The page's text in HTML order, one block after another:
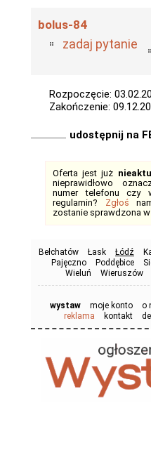
bolus-84
zadaj pytanie
Rozpoczęcie:
Zakończenie:
udostępnij na
Oferta jest już
nieprawidłowo
numer telefonu czy
regulamin? Zgłoś
zostanie sprawdzona w
Bełchatów Łask Łódź
Pajęczno
Poddębice
Wieluń
Wieruszów
wystaw moje konto o
reklama
kontakt